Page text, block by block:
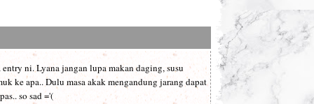
ni. Lyana jangan lupa makan daging, susu
ke apa.. Dulu masa akak mengandung jarang dapat
so sad ='(